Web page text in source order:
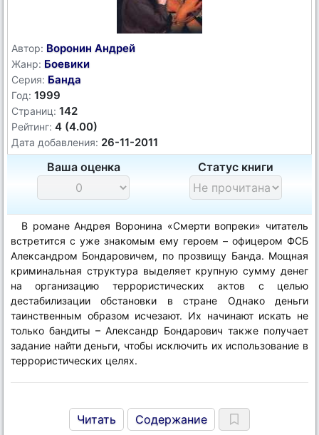
Автор: Воронин Андрей
Жанр: Боевики
Серия: Банда
Год: 1999
Страниц: 142
Рейтинг: 4 (4.00)
Дата добавления: 26-11-2011
Ваша оценка Статус книги
В романе Андрея Воронина «Смерти вопреки» читатель
встретится с уже знакомым ему героем – офицером ФСБ
Александром Бондаровичем, по прозвищу Банда. Мощная
криминальная структура выделяет крупную сумму денег
на организацию террористических актов с целью
дестабилизации обстановки в стране Однако деньги
таинственным образом исчезают. Их начинают искать не
только бандиты – Александр Бондарович также получает
задание найти деньги, чтобы исключить их использование в
террористических целях.
Читать Содержание